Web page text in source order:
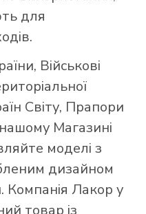
для
, Військові
Світу, Прапори
Магазині
моделі з
дизайном
Компанія Лакор у
товар із